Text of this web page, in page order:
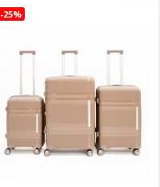
-25%